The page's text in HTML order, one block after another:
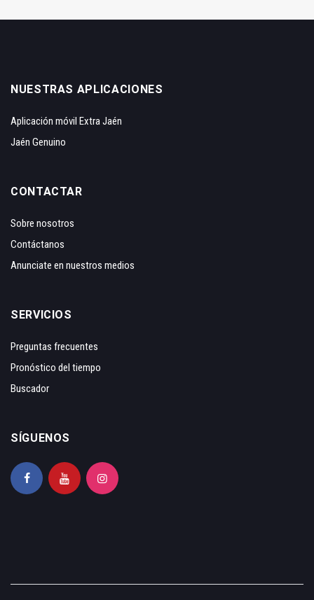
NUESTRAS APLICACIONES
Aplicación móvil Extra Jaén
Jaén Genuino
CONTACTAR
Sobre nosotros
Contáctanos
Anunciate en nuestros medios
SERVICIOS
Preguntas frecuentes
Pronóstico del tiempo
Buscador
SÍGUENOS